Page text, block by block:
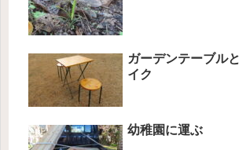
ガーデンテーブル
イク
幼稚園に運ぶ